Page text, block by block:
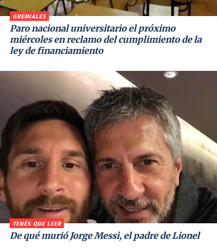
GREMIALES
Paro nacional universitario el próximo
miércoles en reclamo del cumplimiento de la
ley de financiamiento
TENÉS QUE LEER
De qué murió Jorge Messi, el padre de Lionel